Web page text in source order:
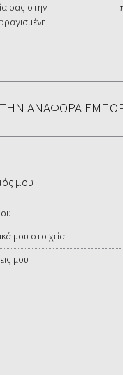
σας στην
ΤΗΝ ΑΝΑΦΟΡΆ
μου
μου στοιχεία
μου